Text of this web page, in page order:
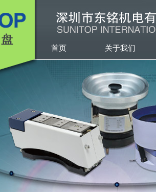
首页 关于我们